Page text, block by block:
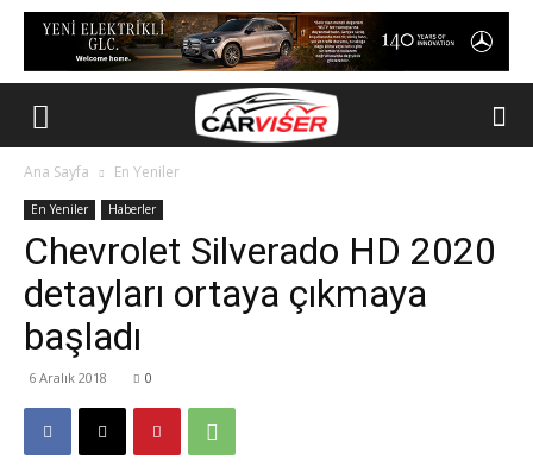
Ana Sayfa En Yeniler
En Yeniler Haberler
Chevrolet Silverado HD 2020
detayları ortaya çıkmaya
başladı
6 Aralık 2018 0